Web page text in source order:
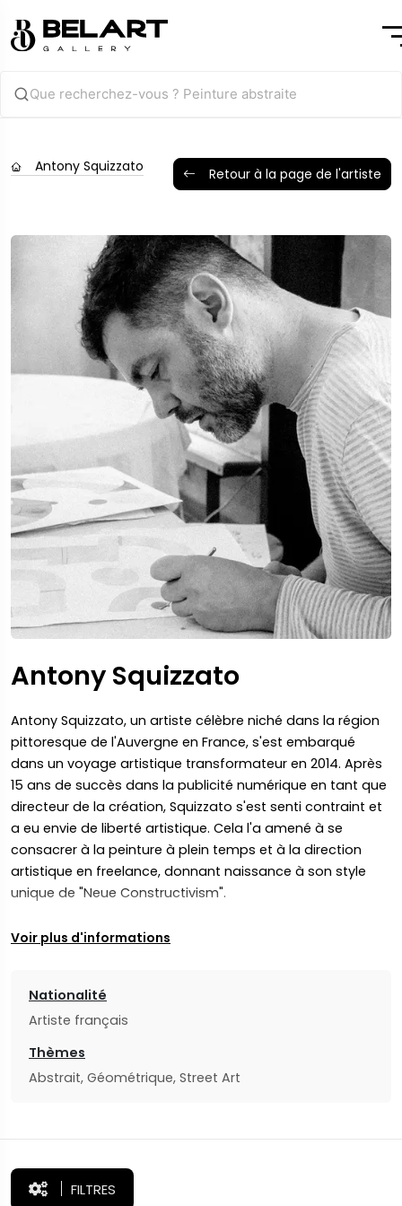
Antony Squizzato Retour à la page de l'artiste
Antony Squizzato
Antony Squizzato, un artiste célèbre niché dans la région
pittoresque de l'Auvergne en France, s'est embarqué
dans un voyage artistique transformateur en 2014. Après
15 ans de succès dans la publicité numérique en tant que
directeur de la création, Squizzato s'est senti contraint et
a eu envie de liberté artistique. Cela l'a amené à se
consacrer à la peinture à plein temps et à la direction
artistique en freelance, donnant naissance à son style
unique de "Neue Constructivism".
directeur créatif associé chez Periscope, dirigeant des
projets dans divers secteurs, notamment l'automobile, le
divertissement, l'industrie, les ONG et la mode de luxe. Il a
été un pionnier dans les premiers jours de la conception
numérique, avec des compétences en motion graphics,
Aujourd'hui, le travail de Squizzato dépasse les frontières
Voir plus d'informations
Nationalité
Artiste français
Thèmes
Abstrait, Géométrique, Street Art
FILTRES